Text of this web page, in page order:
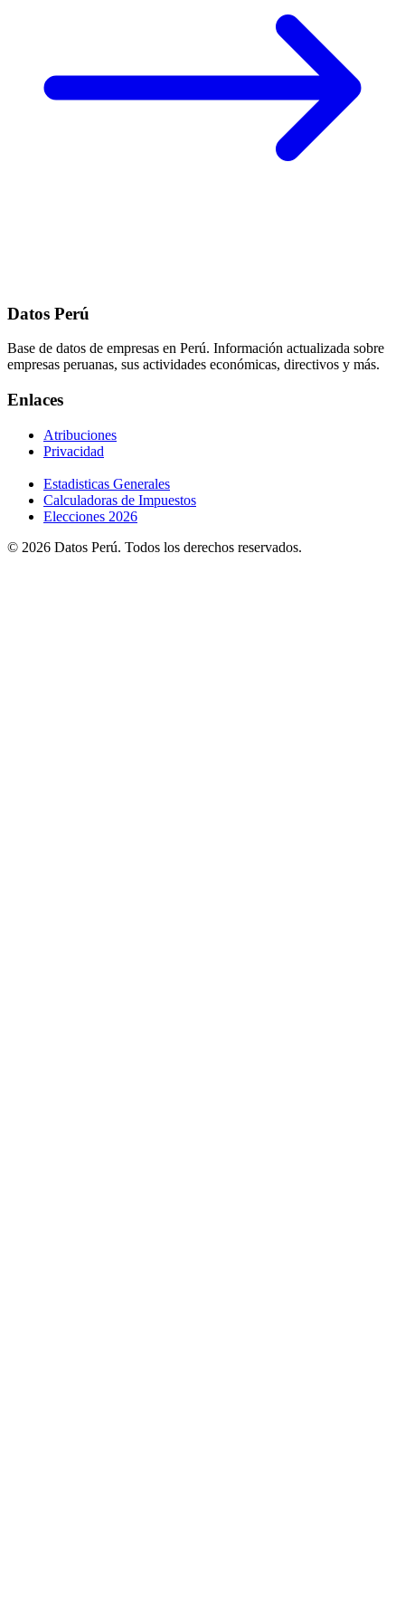
Datos Perú
Base de datos de empresas en Perú. Información actualizada sobre
empresas peruanas, sus actividades económicas, directivos y más.
Enlaces
Atribuciones
Privacidad
Estadisticas Generales
Calculadoras de Impuestos
Elecciones 2026
© 2026 Datos Perú. Todos los derechos reservados.